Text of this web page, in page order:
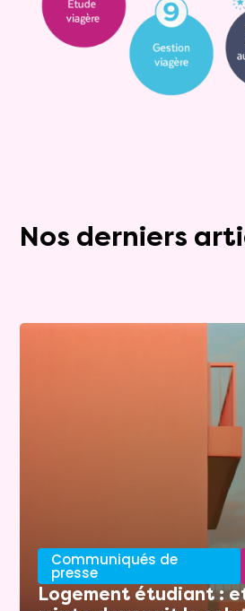
Nos derniers
Communiqués de
presse
Logement étudiant :